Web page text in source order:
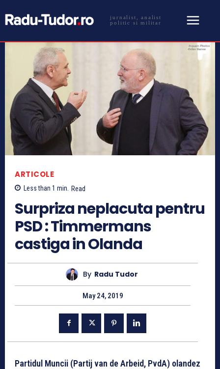
jurnalist, analist
politic si militar
ARTICOLE
Less than 1 min. Read
Surpriza neplacuta pentru
PSD : Timmermans
castiga in Olanda
By Radu Tudor
May 24, 2019
Partidul Muncii (Partij van de Arbeid, PvdA) olandez